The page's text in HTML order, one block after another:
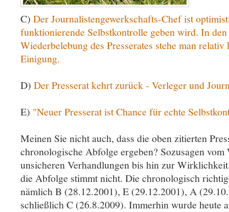
C) Der Journalistengewerkschafts-Chef ist
funktionierende Selbstkontrolle geben wird. In
Wiederbelebung des Presserates stehe man
Einigung.
D) Der Presserat kehrt zurück - Verleger und
E) "Neuer Presserat ist Chance für echte
Meinen Sie nicht auch, dass die oben zitierten
chronologische Abfolge ergeben? Sozusagen vom
unsicheren Verhandlungen bis hin zur
die Abfolge stimmt nicht. Die chronologisch
nämlich B (28.12.2001), E (29.12.2001), A
schließlich C (26.8.2009). Immerhin wurde heute